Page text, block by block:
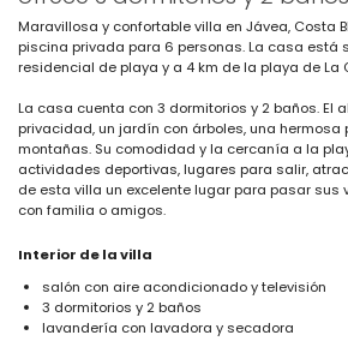
Maravillosa y confortable villa en Jávea, Costa
piscina privada para 6 personas. La casa está
residencial de playa y a 4 km de la playa de La
La casa cuenta con 3 dormitorios y 2 baños. El
privacidad, un jardín con árboles, una
montañas. Su comodidad y la cercanía a la
actividades deportivas, lugares para salir,
de esta villa un excelente lugar para pasar sus
con familia o amigos.
Interior de la villa
salón con aire acondicionado y televisión
3 dormitorios y 2 baños
lavandería con lavadora y secadora